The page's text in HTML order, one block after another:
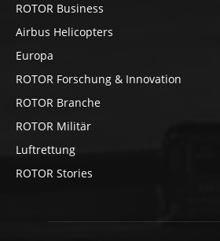
ROTOR Business
Airbus Helicopters
Europa
ROTOR Forschung & Innovation
ROTOR Branche
ROTOR Militär
Luftrettung
ROTOR Stories